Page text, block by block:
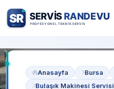
Anasayfa Bursa
Bulaşık Makinesi Servisi